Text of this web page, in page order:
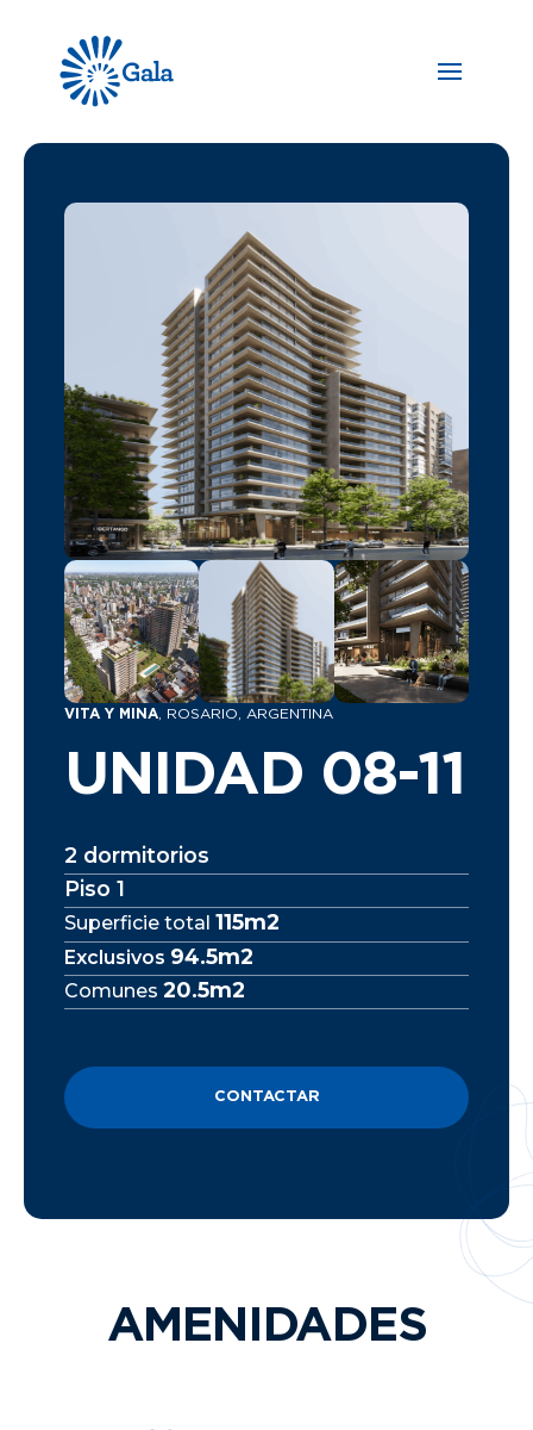
VITA Y MINA , ROSARIO, ARGENTINA
UNIDAD 08-11
2 dormitorios
Piso 1
Superficie total 115m2
Exclusivos 94.5m2
Comunes 20.5m2
CONTACTAR
AMENIDADES